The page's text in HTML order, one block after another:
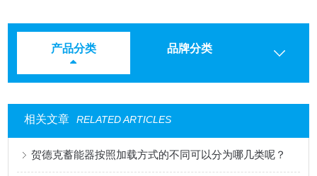
产品分类 品牌分类
相关文章 RELATED ARTICLES
贺德克蓄能器按照加载方式的不同可以分为哪几类呢？